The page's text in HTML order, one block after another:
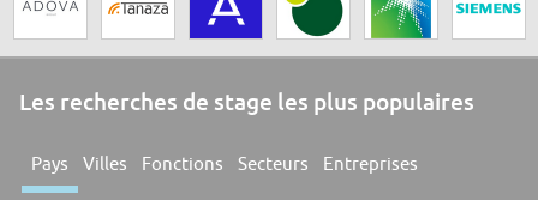
Les recherches de stage les plus populaires
Pays Villes Fonctions Secteurs Entreprises